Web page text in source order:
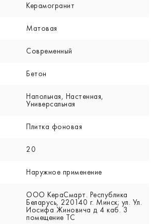
Керамогранит
Матовая
Современный
Бетон
Напольная, Настенная,
Универсальная
Плитка фоновая
20
Наружное применение
ООО КераСмарт. Республика
Беларусь, 220140 г. Минск; ул. Ул.
Иосифа Жиновича д 4 каб. 3
помещение ТС